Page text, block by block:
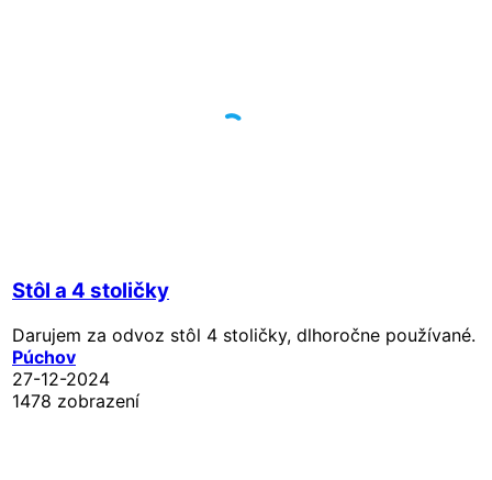
Stôl a 4 stoličky
Darujem za odvoz stôl 4 stoličky, dlhoročne používané.
Púchov
27-12-2024
1478 zobrazení